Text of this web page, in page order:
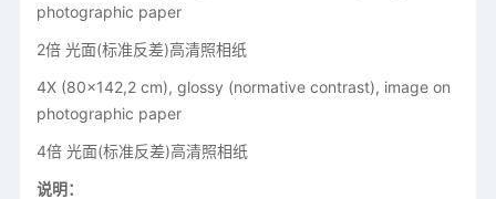
photographic paper
2倍 光面(标准反差)高清照相纸
4X (80x142,2 cm), glossy (normative contrast), image on
photographic paper
4倍 光面(标准反差)高清照相纸
说明：